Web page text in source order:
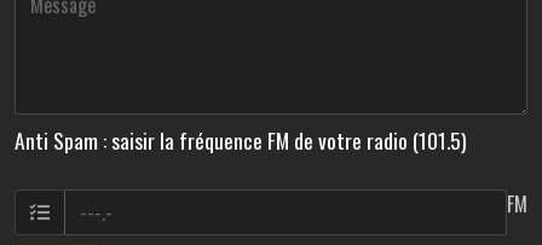
Anti Spam : saisir la fréquence FM de votre radio (101.5)
FM